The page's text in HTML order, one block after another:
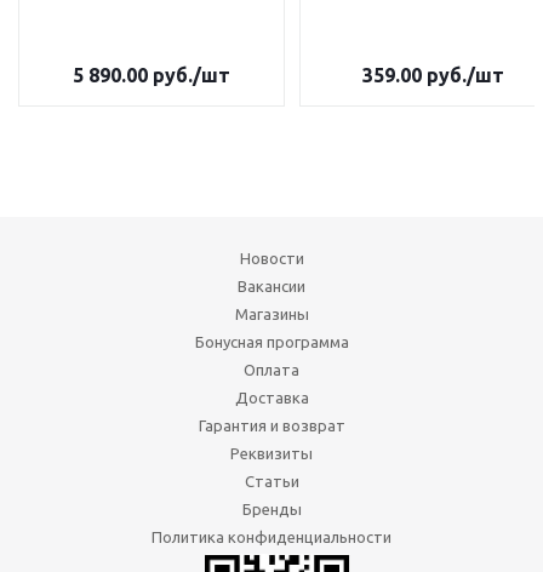
5 890.00 руб./шт 359.00руб./шт
Новости
Вакансии
Магазины
Бонусная программа
Оплата
Доставка
Гарантия и возврат
Реквизиты
Статьи
Бренды
Политика конфиденциальности